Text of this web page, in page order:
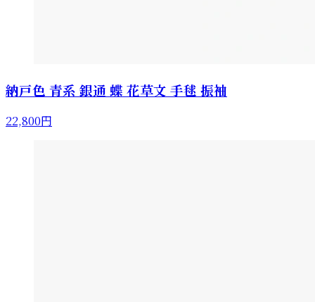
納戸色 青系 銀通 蝶 花草文 手毬 振袖
22,800円